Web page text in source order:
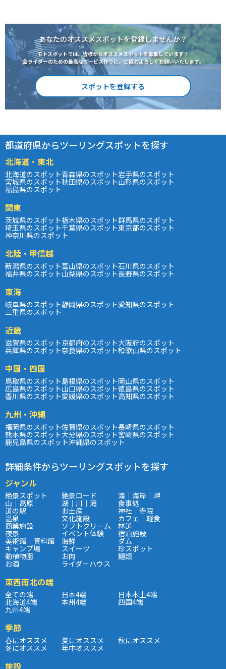
あなたのオススメスポットを登録しませんか？
モトスポットでは、皆様からオススメスポットを募集しています！
全ライダーのための最高なサービス作りに、ご協力よろしくお願いいたします。
スポットを登録する
都道府県からツーリングスポットを探す
北海道・東北
北海道のスポット青森県のスポット岩手県のスポット
宮城県のスポット秋田県のスポット山形県のスポット
福島県のスポット
関東
茨城県のスポット栃木県のスポット群馬県のスポット
埼玉県のスポット千葉県のスポット東京都のスポット
神奈川県のスポット
北陸・甲信越
新潟県のスポット富山県のスポット石川県のスポット
福井県のスポット山梨県のスポット長野県のスポット
東海
岐阜県のスポット静岡県のスポット愛知県のスポット
三重県のスポット
近畿
滋賀県のスポット京都府のスポット大阪府のスポット
兵庫県のスポット奈良県のスポット和歌山県のスポット
中国・四国
鳥取県のスポット島根県のスポット岡山県のスポット
広島県のスポット山口県のスポット徳島県のスポット
香川県のスポット愛媛県のスポット高知県のスポット
九州・沖縄
福岡県のスポット佐賀県のスポット長崎県のスポット
熊本県のスポット大分県のスポット宮崎県のスポット
鹿児島県のスポット沖縄県のスポット
詳細条件からツーリングスポットを探す
ジャンル
絶景スポット 絶景ロード 海｜海岸｜岬
山｜高原 湖｜川｜滝 食事処
道の駅 お土産 神社｜寺院
温泉 文化施設 カフェ｜軽食
商業施設 ソフトクリーム 林道
夜景 イベント体験 宿泊施設
美術館｜資料館 海鮮 ダム
キャンプ場 スイーツ 珍スポット
動植物園 お肉 麺類
お酒 ライダーハウス
東西南北の端
全ての端 日本4端 日本本土4端
北海道4端 本州4端 四国4端
九州4端
季節
春にオススメ 夏にオススメ 秋にオススメ
冬にオススメ 年中オススメ
施設